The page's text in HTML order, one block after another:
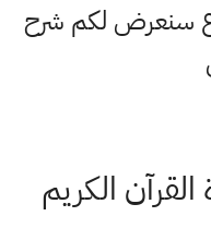
سنعرض لكم شرح
القرآن الكريم